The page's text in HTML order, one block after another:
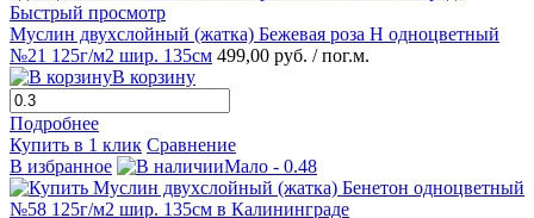
Быстрый просмотр
Муслин двухслойный (жатка) Бежевая роза Н одноцветный
№21 125г/м2 шир. 135см 499,00 руб. / пог.м.
В корзину
Подробнее
Купить в 1 клик Сравнение
В избранное
Мало - 0.48